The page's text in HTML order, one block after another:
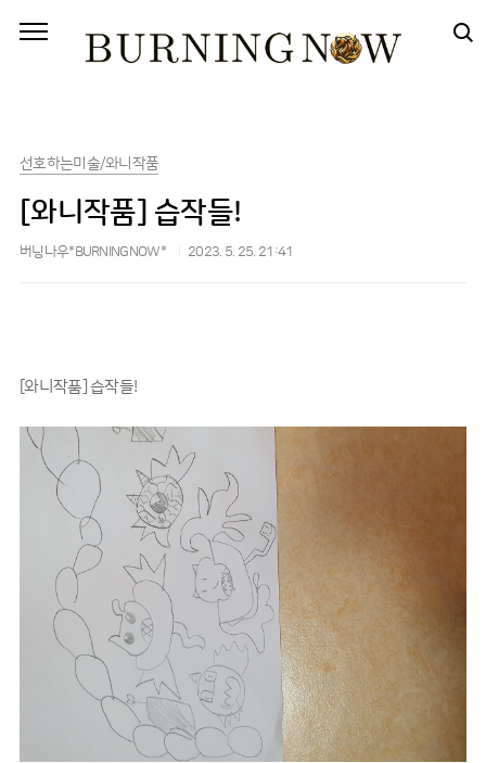
선호하는미술/와니작품
[와니작품] 습작들!
버닝나우*BURNINGNOW* 2023. 5. 25. 21:41
[와니작품] 습작들!